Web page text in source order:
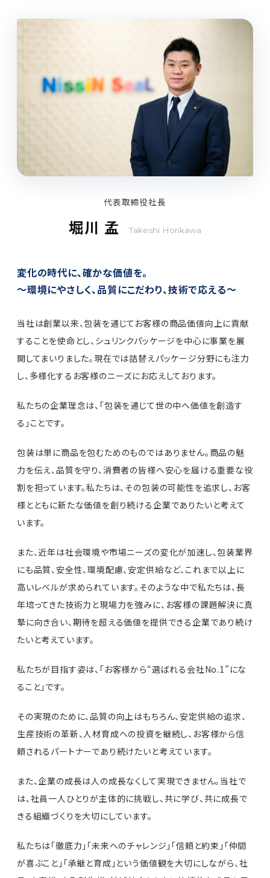
変化の時代に、確かな価値を。
～環境にやさしく、品質にこだわり、技術で応える～
当社は創業以来、包装を通じてお客様の商品価値向上に貢献
することを使命とし、シュリンクパッケージを中心に事業を展
開してまいりました。現在では詰替えパッケージ分野にも注力
し、多様化するお客様のニーズにお応えしております。
私たちの企業理念は、「包装を通じて世の中へ価値を創造す
る」ことです。
包装は単に商品を包むためのものではありません。商品の魅
力を伝え、品質を守り、消費者の皆様へ安心を届ける重要な役
割を担っています。私たちは、その包装の可能性を追求し、お客
様とともに新たな価値を創り続ける企業でありたいと考えて
います。
また、近年は社会環境や市場ニーズの変化が加速し、包装業界
にも品質、安全性、環境配慮、安定供給など、これまで以上に
高いレベルが求められています。そのような中で私たちは、長
年培ってきた技術力と現場力を強みに、お客様の課題解決に真
摯に向き合い、期待を超える価値を提供できる企業であり続け
たいと考えています。
私たちが目指す姿は、「お客様から“選ばれる会社No.1”にな
ること」です。
その実現のために、品質の向上はもちろん、安定供給の追求、
生産技術の革新、人材育成への投資を継続し、お客様から信
頼されるパートナーであり続けたいと考えています。
また、企業の成長は人の成長なくして実現できません。当社で
は、社員一人ひとりが主体的に挑戦し、共に学び、共に成長で
きる組織づくりを大切にしています。
私たちは「徹底力」「未来へのチャレンジ」「信頼と約束」「仲間
が喜ぶこと」「承継と育成」という価値観を大切にしながら、社
代表取締役社長
堀川 孟 Takeshi Horikawa